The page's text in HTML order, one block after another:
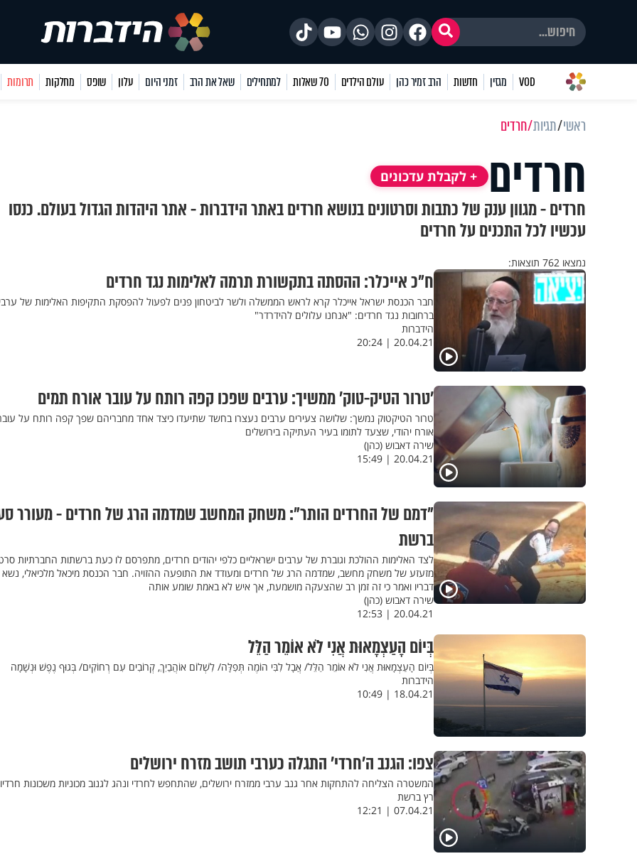
VOD מגזין חדשות הרב זמיר כהן עולם הילדים 70 שאלות למתחילים שאל את הרב זמני היום עלון שופס מחלקות תרומות
ראשי תגיות חרדים
חרדים + לקבלת עדכונים
חרדים - מגוון ענק של כתבות וסרטונים בנושא חרדים באתר הידברות - אתר היהדות הגדול בעולם. כנסו
עכשיו לכל התכנים על חרדים
נמצאו 762 תוצאות:
ח"כ אייכלר: ההסתה בתקשורת תרמה לאלימות נגד חרדים
חבר הכנסת ישראל אייכלר קרא לראש הממשלה ולשר לביטחון פנים לפעול להפסקת התקיפות האלימות של
ברחובות נגד חרדים: "אנחנו עלולים להידרדר"
הידברות
20.04.21 | 20:24
’טרור הטיק-טוק’ ממשיך: ערבים שפכו קפה רותח על עובר אורח תמים
טרור הטיקטוק נמשך: שלושה צעירים ערבים נעצרו בחשד שתיעדו כיצד אחד מחבריהם שפך קפה רותח על
אורח יהודי, שצעד לתומו בעיר העתיקה בירושלים
שירה דאבוש (כהן)
20.04.21 | 15:49
"דמם של החרדים הותר": משחק המחשב שמדמה הרג של חרדים - מעורר
ברשת
לצד האלימות ההולכת וגוברת של ערבים ישראליים כלפי יהודים חרדים, מתפרסם לו כעת ברשתות החברתיות
מזעזע של משחק מחשב, שמדמה הרג של חרדים ומעודד את התופעה ההזויה. חבר הכנסת מיכאל מלכיאלי,
דבריו ואמר כי זה זמן רב שהצעקה מושמעת, אך איש לא באמת שומע אותה
שירה דאבוש (כהן)
20.04.21 | 12:53
בְּיוֹם הָעַצְמָאוּת אֲנִי לֹא אוֹמֵר הַלֵּל
בְּיוֹם הָעַצְמָאוּת אֲנִי לֹא אוֹמֵר הַלֵּל/ אֲבָל לִבִּי הוֹמֶה תְּפִלָּה/ לִשְׁלוֹם אוֹהֲבַיִךְ, קְרוֹבִים עִם רְחוֹקִים/ בְּגוּף נֶפֶשׁ וּנְשָׁמָה
הידברות
18.04.21 | 10:49
צפו: הגנב ה’חרדי’ התגלה כערבי תושב מזרח ירושלים
המשטרה הצליחה להתחקות אחר גנב ערבי ממזרח ירושלים, שהתחפש לחרדי ונהג לגנוב מכוניות משכונות
רץ ברשת
07.04.21 | 12:21